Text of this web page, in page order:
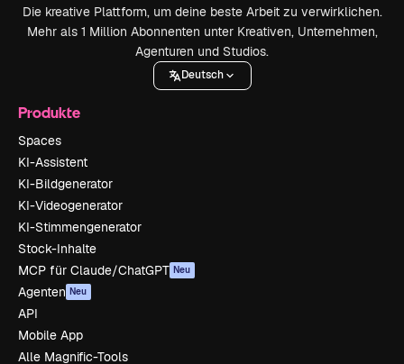
Die kreative Plattform, um deine beste Arbeit zu verwirklichen.
Mehr als 1 Million Abonnenten unter Kreativen, Unternehmen,
Agenturen und Studios.
Deutsch
Produkte
Spaces
KI-Assistent
KI-Bildgenerator
KI-Videogenerator
KI-Stimmengenerator
Stock-Inhalte
MCP für Claude/ChatGPT Neu
Agenten Neu
API
Mobile App
Alle Magnific-Tools